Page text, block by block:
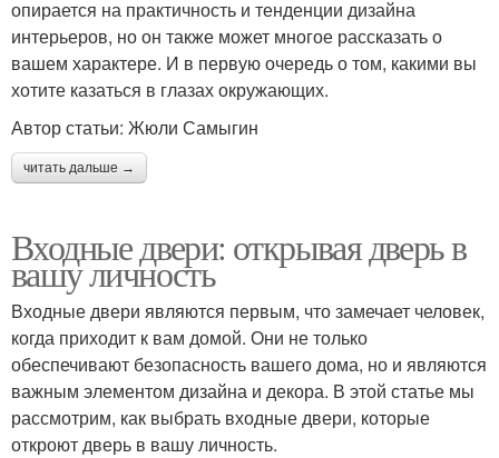
опирается на практичность и тенденции дизайна
интерьеров, но он также может многое рассказать о
вашем характере. И в первую очередь о том, какими вы
хотите казаться в глазах окружающих.
Автор статьи: Жюли Самыгин
читать дальше →
Входные двери: открывая дверь в
вашу личность
Входные двери являются первым, что замечает человек,
когда приходит к вам домой. Они не только
обеспечивают безопасность вашего дома, но и являются
важным элементом дизайна и декора. В этой статье мы
рассмотрим, как выбрать входные двери, которые
откроют дверь в вашу личность.